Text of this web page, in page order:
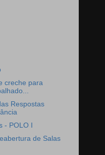
creche para
Respostas
- POLO I
de Salas